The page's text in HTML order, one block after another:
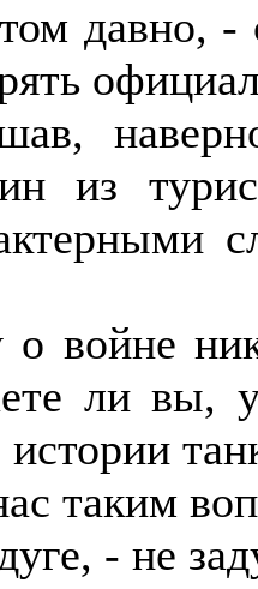
давно, -
из
войне
ли вы,
таким
- не